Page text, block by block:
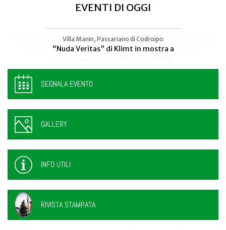
EVENTI DI OGGI
Villa Manin, Passariano di Codroipo
“Nuda Veritas” di Klimt in mostra a
Villa Valetudine, Via Codroipo 25, Camino al Tagliamento, 10.00 - 17.00
ogni giorno - anche sabato e domenica, previo appuntamento
SEGNALA EVENTO
GALLERY
INFO UTILI
RIVISTA STAMPATA